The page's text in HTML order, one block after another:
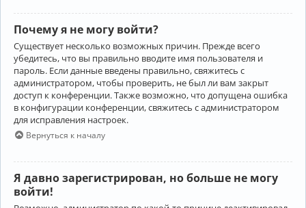
Почему я не могу войти?
Существует несколько возможных причин. Прежде всего
убедитесь, что вы правильно вводите имя пользователя и
пароль. Если данные введены правильно, свяжитесь с
администратором, чтобы проверить, не был ли вам закрыт
доступ к конференции. Также возможно, что допущена ошибка
в конфигурации конференции, свяжитесь с администратором
для исправления настроек.
Вернуться к началу
Я давно зарегистрирован, но больше не могу
войти!